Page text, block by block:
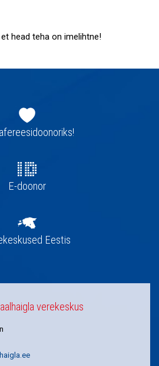
head teha on imelihtne!
E-doonor
Eestis
verekeskus